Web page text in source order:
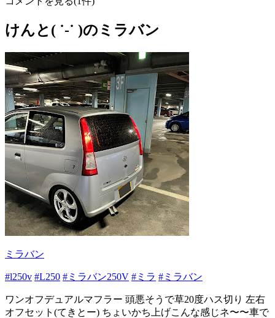
けんと( ˙-˙ )のミラバン
ミラバン
#l250v #L250 #ミラバン250V #ミラ #ミラバン
ワンオフデュアルマフラー 頭悪そうで草20度ハス切り 左右
オフセット(てきとー) ちょいかち上げこんな感じネ〜〜車で